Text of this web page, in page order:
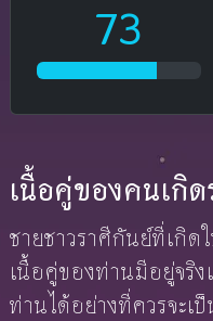
73
เนื้อคู่ของคนเกิ
ชายชาวราศีกันย์ที่เกิ
เนื้อคู่ของท่านมีอยู่จริ
ท่านได้อย่างที่ควรจะ